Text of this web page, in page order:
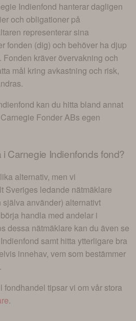
Indienfond hanterar dagligen
och obligationer på
representerar sina
fonden (dig) och behöver ha djup
kräver övervakning och
mål kring avkastning och risk,
kan du hitta bland annat
Carnegie Fonder ABs egen
i Carnegie Indienfonds fond?
alternativ, men vi
Sveriges ledande nätmäklare
själva använder) alternativt
handla med andelar i
dessa nätmäklare kan du även se
samt hitta ytterligare bra
innehav, vem som bestämmer
fondhandel tipsar vi om vår stora
.